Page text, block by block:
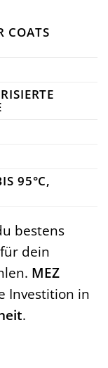
COATS
95°C,
bestens
dein
MEZ
Investition in
.